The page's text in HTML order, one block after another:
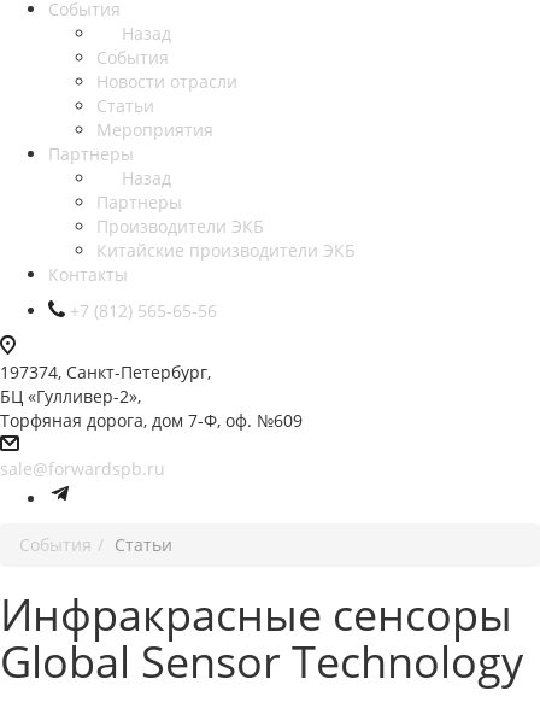
События
Назад
События
Новости отрасли
Статьи
Мероприятия
Партнеры
Назад
Партнеры
Производители ЭКБ
Китайские производители ЭКБ
Контакты
+7 (812) 565-65-56
197374, Санкт-Петербург,
БЦ «Гулливер-2»,
Торфяная дорога, дом 7-Ф, оф. №609
sale@forwardspb.ru
События Статьи
Инфракрасные сенсоры
Global Sensor Technology